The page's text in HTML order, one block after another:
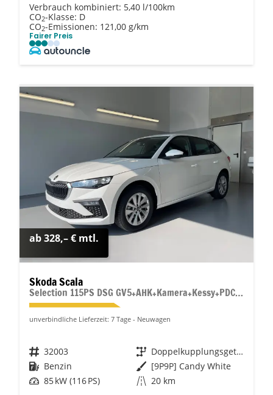
Verbrauch kombiniert: 5,40 l/100km
CO2-Klasse: D
CO2-Emissionen: 121,00 g/km
Fairer Preis
ab 328,– € mtl.
Skoda Scala
Selection 115PS DSG GV5+AHK+Kamera+Kessy+PDC+Sitzheiz+Alu16+Climatronic
unverbindliche Lieferzeit: 7 Tage Neuwagen
Fahrzeugnr. 32003 Getriebe
Doppelkupplungsgetriebe (DSG)
Kraftstoff Benzin Außenfarbe [9P9P] Candy White
Leistung 85 kW (116 PS) Kilometerstand 20 km